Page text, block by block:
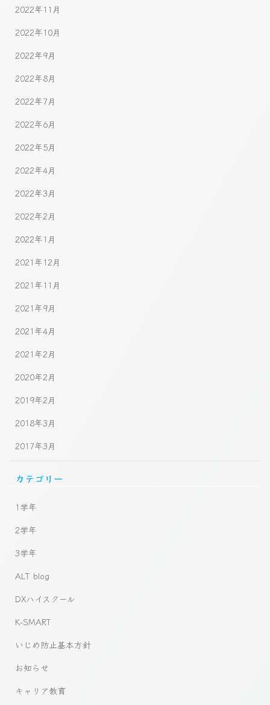
2022年11月
2022年10月
2022年9月
2022年8月
2022年7月
2022年6月
2022年5月
2022年4月
2022年3月
2022年2月
2022年1月
2021年12月
2021年11月
2021年9月
2021年4月
2021年2月
2020年2月
2019年2月
2018年3月
2017年3月
カテゴリー
1学年
2学年
3学年
ALT blog
DXハイスクール
K-SMART
いじめ防止基本方針
お知らせ
キャリア教育